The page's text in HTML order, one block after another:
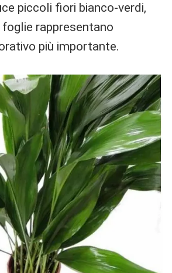
piccoli fiori bianco-verdi,
foglie rappresentano
più importante.